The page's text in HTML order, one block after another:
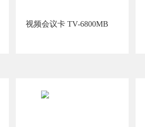
视频会议卡 TV-6800MB